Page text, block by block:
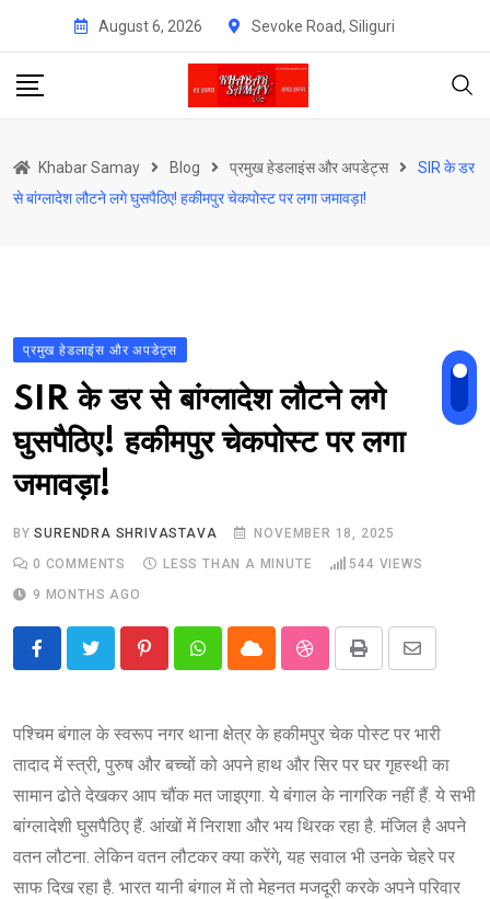
content
August 6, 2026 Sevoke Road, Siliguri
Khabar Samay Blog प्रमुख हेडलाइंस और अपडेट्स
SIR के डर
से बांग्लादेश लौटने लगे घुसपैठिए! हकीमपुर चेकपोस्ट पर लगा जमावड़ा!
प्रमुख हेडलाइंस और अपडेट्स
SIR के डर से बांग्लादेश लौटने लगे
घुसपैठिए! हकीमपुर चेकपोस्ट पर लगा
जमावड़ा!
BYSURENDRA SHRIVASTAVA
NOVEMBER 18, 2025
0 COMMENTS LESS THAN A MINUTE 544 VIEWS
9 MONTHS AGO
PinterestWhatsappCloud StumbleUpon
Print
Share
Email
पश्चिम बंगाल के स्वरूप नगर थाना क्षेत्र के हकीमपुर चेक पोस्ट पर भारी
तादाद में स्त्री, पुरुष और बच्चों को अपने हाथ और सिर पर घर गृहस्थी का
सामान ढोते देखकर आप चौंक मत जाइएगा. ये बंगाल के नागरिक नहीं हैं. ये सभी
बांग्लादेशी घुसपैठिए हैं. आंखों में निराशा और भय थिरक रहा है. मंजिल है अपने
वतन लौटना. लेकिन वतन लौटकर क्या करेंगे, यह सवाल भी उनके चेहरे पर
साफ दिख रहा है. भारत यानी बंगाल में तो मेहनत मजदूरी करके अपने परिवार